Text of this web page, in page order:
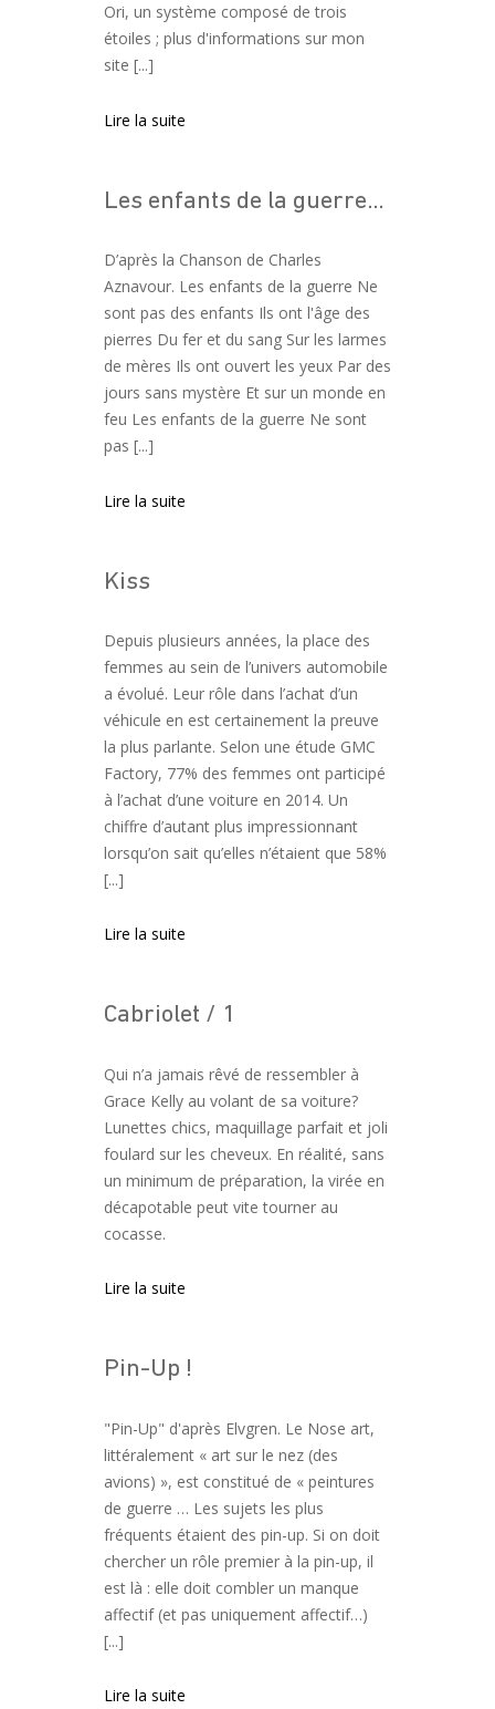
Ori, un système composé de trois
étoiles ; plus d'informations sur mon
site [...]
Lire la suite
Les enfants de la guerre…
D’après la Chanson de Charles
Aznavour. Les enfants de la guerre Ne
sont pas des enfants Ils ont l'âge des
pierres Du fer et du sang Sur les larmes
de mères Ils ont ouvert les yeux Par des
jours sans mystère Et sur un monde en
feu Les enfants de la guerre Ne sont
pas [...]
Lire la suite
Kiss
Depuis plusieurs années, la place des
femmes au sein de l’univers automobile
a évolué. Leur rôle dans l’achat d’un
véhicule en est certainement la preuve
la plus parlante. Selon une étude GMC
Factory, 77% des femmes ont participé
à l’achat d’une voiture en 2014. Un
chiffre d’autant plus impressionnant
lorsqu’on sait qu’elles n’étaient que 58%
[...]
Lire la suite
Cabriolet / 1
Qui n’a jamais rêvé de ressembler à
Grace Kelly au volant de sa voiture?
Lunettes chics, maquillage parfait et joli
foulard sur les cheveux. En réalité, sans
un minimum de préparation, la virée en
décapotable peut vite tourner au
cocasse.
Lire la suite
Pin-Up !
"Pin-Up" d'après Elvgren. Le Nose art,
littéralement « art sur le nez (des
avions) », est constitué de « peintures
de guerre … Les sujets les plus
fréquents étaient des pin-up. Si on doit
chercher un rôle premier à la pin-up, il
est là : elle doit combler un manque
affectif (et pas uniquement affectif…)
[...]
Lire la suite